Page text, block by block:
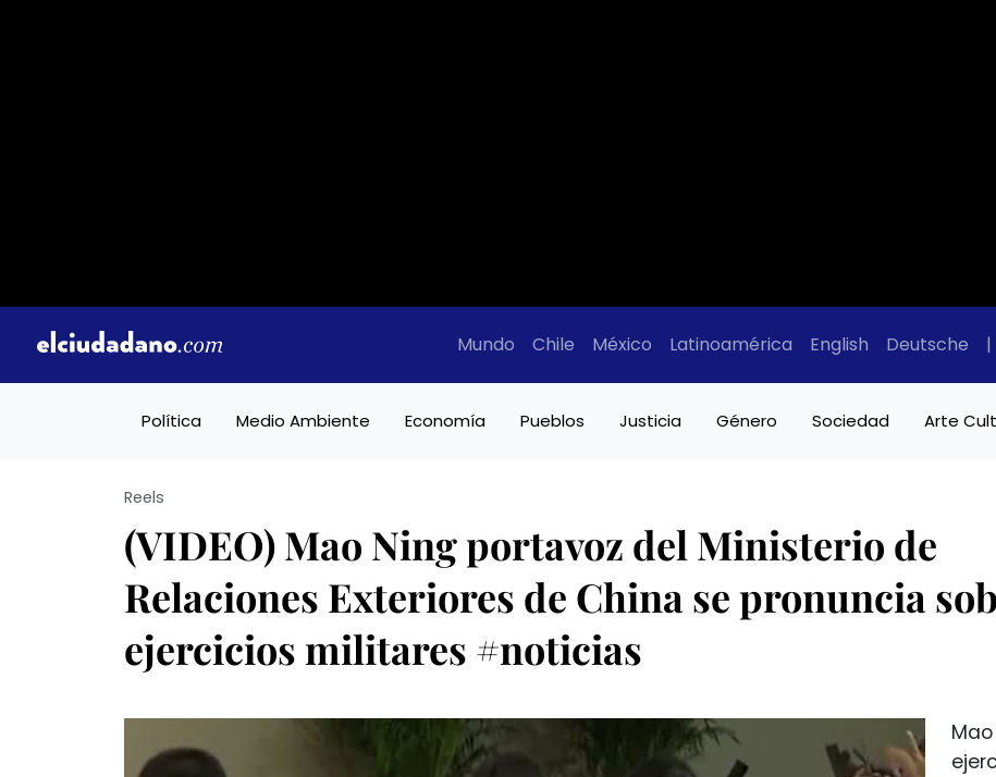
Mundo Chile México Latinoamérica English Deutsche |
Política Medio Ambiente Economía Pueblos Justicia Género Sociedad Arte
Reels
(VIDEO) Mao Ning portavoz del Ministerio de
Relaciones Exteriores de China se pronuncia
ejercicios militares #noticias